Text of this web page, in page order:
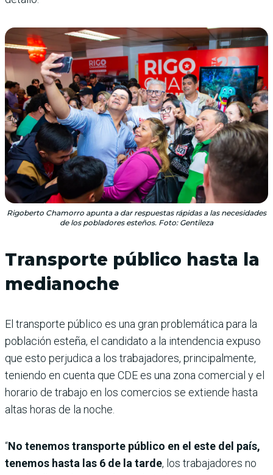
Rigoberto Chamorro apunta a dar respuestas rápidas a las necesidades
de los pobladores esteños. Foto: Gentileza
Transporte público hasta la
medianoche
El transporte público es una gran problemática para la
población esteña, el candidato a la intendencia expuso
que esto perjudica a los trabajadores, principalmente,
teniendo en cuenta que CDE es una zona comercial y el
horario de trabajo en los comercios se extiende hasta
altas horas de la noche.
“No tenemos transporte público en el este del país,
tenemos hasta las 6 de la tarde, los trabajadores no